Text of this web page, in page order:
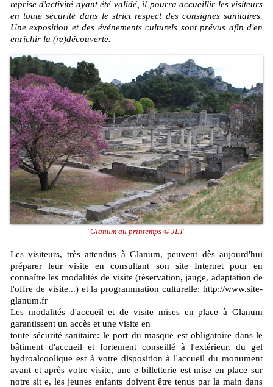
reprise d'activité ayant été validé, il pourra accueillir les visiteurs
en toute sécurité dans le strict respect des consignes sanitaires.
Une exposition et des événements culturels sont prévus afin d'en
enrichir la (re)découverte.
Glanum au printemps © JLT
Les visiteurs, très attendus à Glanum, peuvent dès aujourd'hui
préparer leur visite en consultant son site Internet pour en
connaître les modalités de visite (réservation, jauge, adaptation de
l'offre de visite...) et la programmation culturelle: http://www.site-
glanum.fr
Les modalités d'accueil et de visite mises en place à Glanum
garantissent un accès et une visite en
toute sécurité sanitaire: le port du masque est obligatoire dans le
bâtiment d'accueil et fortement conseillé à l'extérieur, du gel
hydroalcoolique est à votre disposition à l'accueil du monument
avant et après votre visite, une e-billetterie est mise en place sur
notre sit e, les jeunes enfants doivent être tenus par la main dans